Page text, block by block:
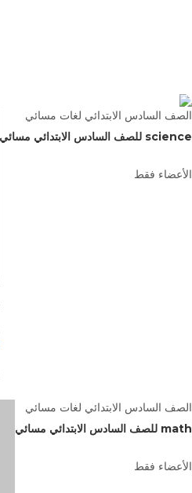
الصف السادس الابتدائي لغات مسائي
science للصف السادس الابتدائي مسائي
الأعضاء فقط
الصف السادس الابتدائي لغات مسائي
math للصف السادس الابتدائي مسائي
الأعضاء فقط